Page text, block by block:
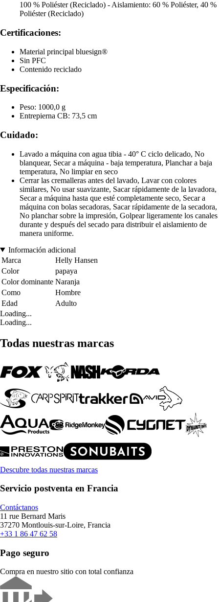
100 % Poliéster (Reciclado) - Aislamiento: 60 % Poliéster, 40 %
Poliéster (Reciclado)
Certificaciones:
Material principal bluesign®
Sin PFC
Contenido reciclado
Especificación:
Peso: 1000,0 g
Entrepierna CB: 73,5 cm
Cuidado:
Lavado a máquina con agua tibia - 40° C ciclo delicado, No
blanquear, Secar a máquina - baja temperatura, Planchar a baja
temperatura, No limpiar en seco
Cerrar las cremalleras antes del lavado, Lavar con colores
similares, No usar suavizante, Sacar rápidamente de la lavadora,
Secar a máquina hasta que esté completamente seco, Secar a
máquina con bolas secadoras, Sacar rápidamente de la secadora,
No planchar sobre la impresión, Golpear ligeramente los canales
durante y después del secado para distribuir el aislamiento de
manera uniforme.
Información adicional
Marca
Helly Hansen
Color
papaya
Color dominante Naranja
Como
Hombre
Edad
Adulto
Loading...
Loading...
Todas nuestras marcas
Descubre todas nuestras marcas
Servicio postventa en Francia
Contáctanos
11 rue Bernard Maris
37270 Montlouis-sur-Loire, Francia
+33 1 86 47 62 58
Pago seguro
Compra en nuestro sitio con total confianza